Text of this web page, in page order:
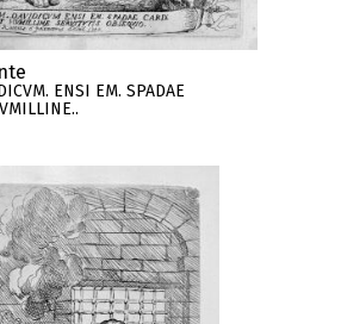
ENSI EM. SPADAE